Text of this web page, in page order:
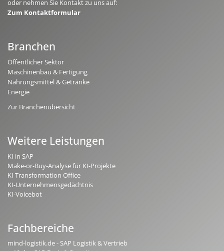
oder nehmen Sie Kontakt zu uns auf:
Zum Kontaktformular
Branchen
Öffentlicher Sektor
Maschinenbau & Fertigung
Nahrungsmittel & Getränke
Energie
Zur Branchenübersicht
Weitere Leistungen
KI in SAP
Make-or-Buy-Analyse für KI-Projekte
KI Transformation Office
KI-Unternehmensgedächtnis
KI-Voicebot
Fachbereiche
mind-logistik.de - SAP Logistik & Vertrieb